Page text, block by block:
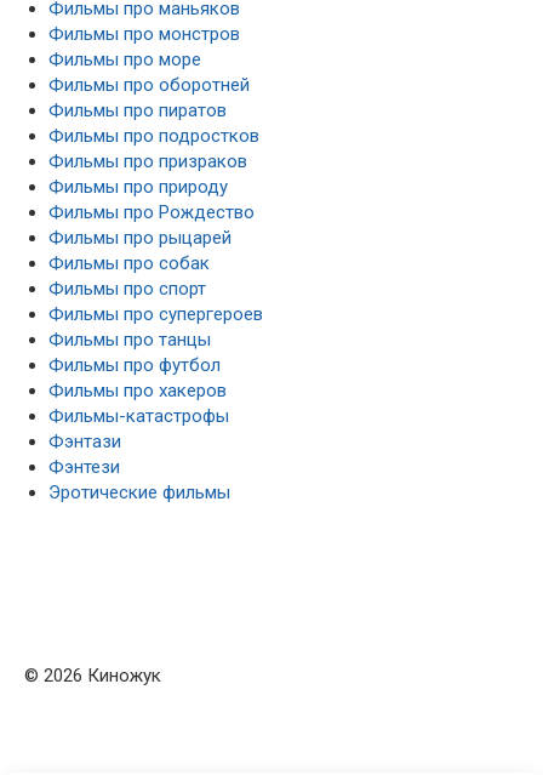
Фильмы про маньяков
Фильмы про монстров
Фильмы про море
Фильмы про оборотней
Фильмы про пиратов
Фильмы про подростков
Фильмы про призраков
Фильмы про природу
Фильмы про Рождество
Фильмы про рыцарей
Фильмы про собак
Фильмы про спорт
Фильмы про супергероев
Фильмы про танцы
Фильмы про футбол
Фильмы про хакеров
Фильмы-катастрофы
Фэнтази
Фэнтези
Эротические фильмы
© 2026 Киножук